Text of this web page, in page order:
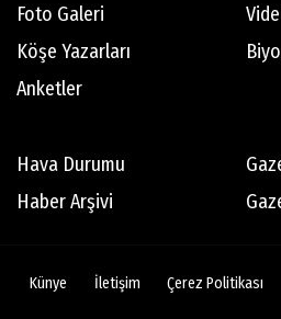
Foto Galeri
Köşe Yazarları
Anketler
Hava Durumu
Haber Arşivi
Künye İletişim Çerez Politikası